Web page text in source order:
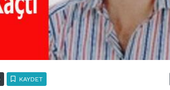
KAYDET